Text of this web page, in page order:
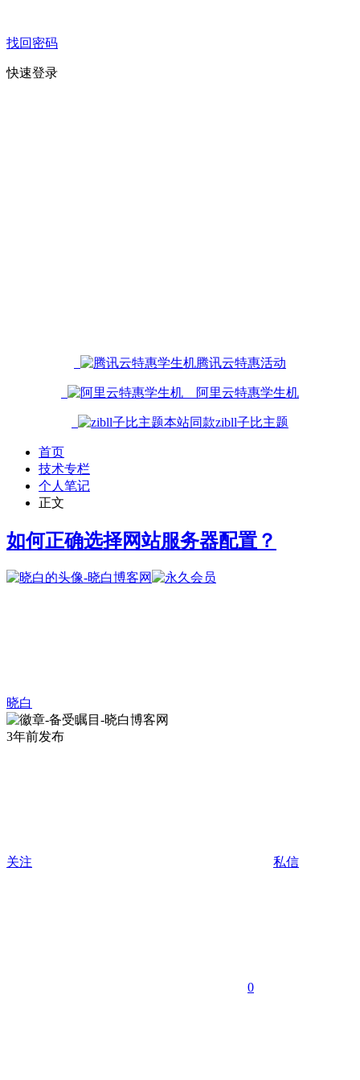
找回密码
快速登录
腾讯云特惠活动
阿里云特惠学生机
本站同款zibll子比主题
首页
技术专栏
个人笔记
正文
如何正确选择网站服务器配置？
晓白
3年前发布
关注 私信
0